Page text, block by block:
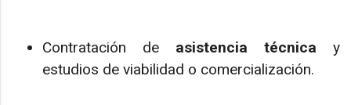
Contratación de asistencia técnica y
estudios de viabilidad o comercialización.